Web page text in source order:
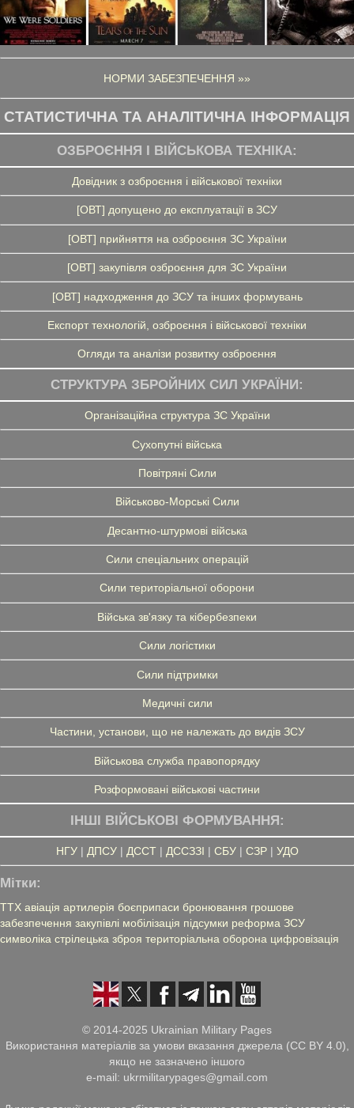
НОРМИ ЗАБЕЗПЕЧЕННЯ »»
СТАТИСТИЧНА ТА АНАЛІТИЧНА ІНФОРМАЦІЯ
ОЗБРОЄННЯ І ВІЙСЬКОВА ТЕХНІКА:
Довідник з озброєння і військової техніки
[ОВТ] допущено до експлуатації в ЗСУ
[ОВТ] прийняття на озброєння ЗС України
[ОВТ] закупівля озброєння для ЗС України
[ОВТ] надходження до ЗСУ та інших формувань
Експорт технологій, озброєння і військової техніки
Огляди та аналізи розвитку озброєння
СТРУКТУРА ЗБРОЙНИХ СИЛ УКРАЇНИ:
Організаційна структура ЗС України
Сухопутні війська
Повітряні Сили
Військово-Морські Сили
Десантно-штурмові війська
Сили спеціальних операцій
Сили територіальної оборони
Війська зв'язку та кібербезпеки
Сили логістики
Сили підтримки
Медичні сили
Частини, установи, що не належать до видів ЗСУ
Військова служба правопорядку
Розформовані військові частини
ІНШІ ВІЙСЬКОВІ ФОРМУВАННЯ:
НГУ| ДПСУ| ДССТ| ДССЗЗІ | СБУ| СЗР| УДО
Мітки:
ТТХ авіація артилерія боєприпаси бронювання грошове
забезпечення закупівлі мобілізація підсумки реформа ЗСУ
символіка стрілецька зброя територіальна оборона цифровізація
© 2014-2025 Ukrainian Military Pages
Використання матеріалів за умови вказання джерела (CC BY 4.0),
якщо не зазначено іншого
e-mail: ukrmilitarypages@gmail.com